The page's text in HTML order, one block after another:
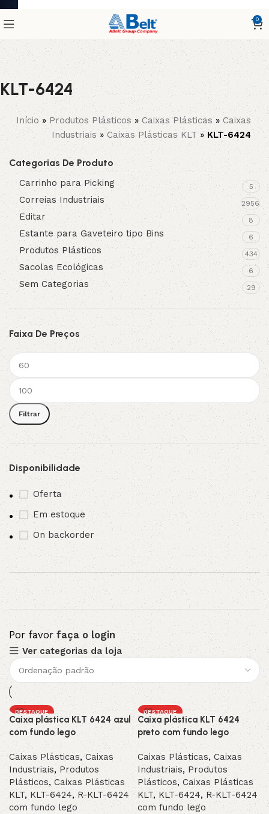
0
KLT-6424
Início »Produtos Plásticos »Caixas Plásticas» Caixas
Industriais »Caixas Plásticas KLT »KLT-6424
Categorias De Produto
Carrinho para Picking 5
Correias Industriais 2956
Editar 8
Estante para Gaveteiro tipo Bins 6
Produtos Plásticos 434
Sacolas Ecológicas 6
Sem Categorias 29
Faixa De Preços
Filtrar
Disponibilidade
Oferta
Em estoque
On backorder
Por favor faça o login
Ver categorias da loja
DESTAQUE
Caixa plástica KLT 6424 azul
com fundo lego
Caixas Plásticas,Caixas
Industriais,Produtos
Plásticos,Caixas Plásticas
KLT, KLT-6424, R-KLT-6424
com fundo lego
DESTAQUE
Caixa plástica KLT 6424
preto com fundo lego
Caixas Plásticas, Caixas
Industriais,Produtos
Plásticos,Caixas Plásticas
KLT, KLT-6424,R-KLT-6424
com fundo lego